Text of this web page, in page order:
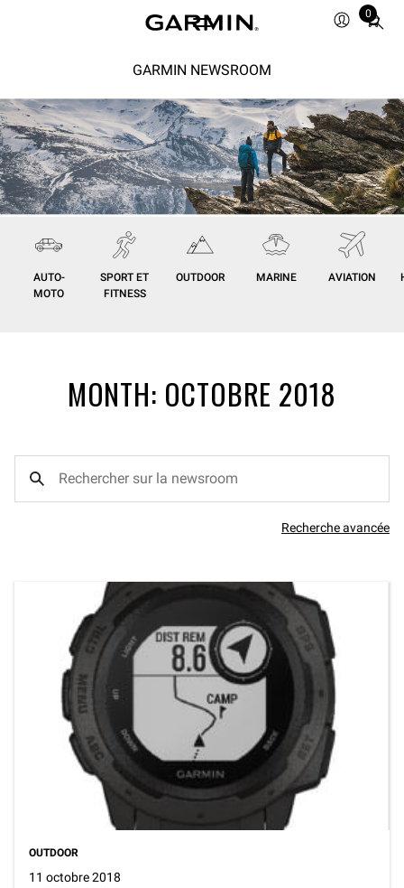
0
Total
0
GARMIN NEWSROOM
AUTO-
MOTO
SPORT ET
FITNESS
OUTDOOR MARINE AVIATION
MONTH: OCTOBRE 2018
Recherche avancée
OUTDOOR
11 octobre 2018